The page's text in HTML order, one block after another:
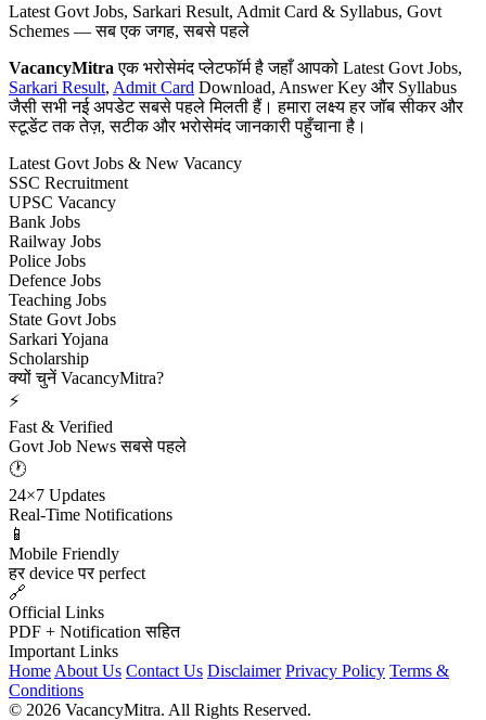
Latest Govt Jobs, Sarkari Result, Admit Card & Syllabus, Govt
Schemes — सब एक जगह, सबसे पहले
VacancyMitra एक भरोसेमंद प्लेटफॉर्म है जहाँ आपको Latest Govt Jobs,
Sarkari Result, Admit Card Download, Answer Key और Syllabus
जैसी सभी नई अपडेट सबसे पहले मिलती हैं। हमारा लक्ष्य हर जॉब सीकर और
स्टूडेंट तक तेज़, सटीक और भरोसेमंद जानकारी पहुँचाना है।
Latest Govt Jobs & New Vacancy
SSC Recruitment
UPSC Vacancy
Bank Jobs
Railway Jobs
Police Jobs
Defence Jobs
Teaching Jobs
State Govt Jobs
Sarkari Yojana
Scholarship
क्यों चुनें VacancyMitra?
⚡
Fast & Verified
Govt Job News सबसे पहले
🕐
24×7 Updates
Real-Time Notifications
📱
Mobile Friendly
हर device पर perfect
🔗
Official Links
PDF + Notification सहित
Important Links
Home About Us Contact Us Disclaimer Privacy Policy Terms &
Conditions
© 2026 VacancyMitra. All Rights Reserved.